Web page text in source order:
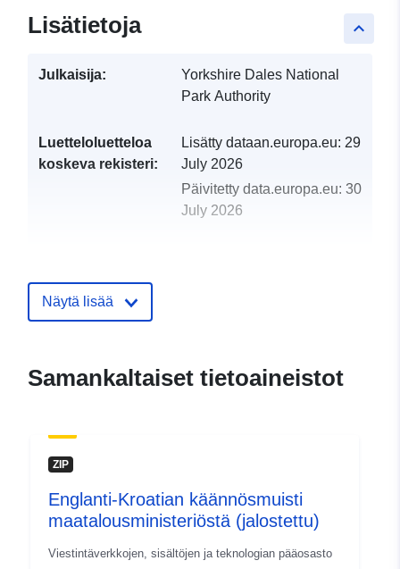
keyboard_arrow_up
Lisätietoja
Julkaisija:
Yorkshire Dales National
Park Authority
Luetteloluetteloa
koskeva rekisteri:
Lisätty dataan.europa.eu: 29
July 2026
Päivitetty data.europa.eu: 30
July 2026
Näytä lisää
Samankaltaiset tietoaineistot
ZIP
Englanti-Kroatian käännösmuisti
maatalousministeriöstä (jalostettu)
Viestintäverkkojen, sisältöjen ja teknologian pääosasto